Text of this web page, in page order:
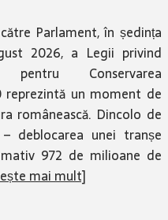
Parlament, în ședința
2026, a Legii privind
Conservarea
reprezintă un moment de
românească. Dincolo de
deblocarea unei tranșe
972 de milioane de
mai mult]